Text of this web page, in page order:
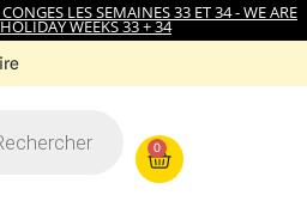
LES SEMAINES 33 ET 34 - WE ARE
WEEKS 33 + 34
0